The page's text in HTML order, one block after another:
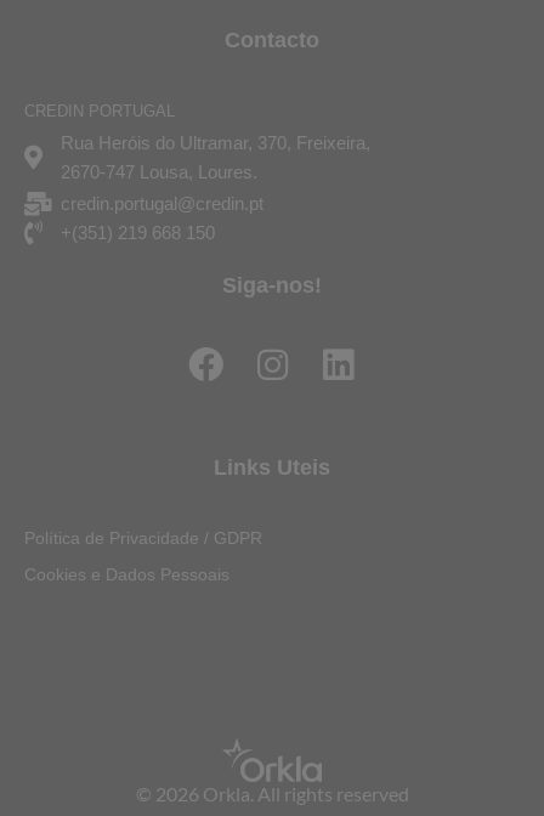
Contacto
CREDIN PORTUGAL
Rua Heróis do Ultramar, 370, Freixeira,
2670-747 Lousa, Loures.
credin.portugal@credin.pt
+(351) 219 668 150
Siga-nos!
F
a
e
o
o
I
n
t
L
i
Links Uteis
Política de Privacidade / GDPR
Cookies e Dados Pessoais
© 2026 Orkla. All rights reserved